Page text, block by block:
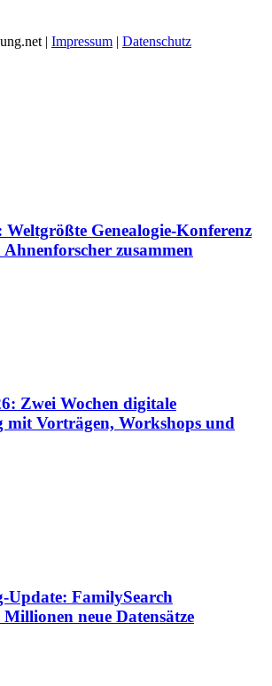
| Impressum | Datenschutz
Weltgrößte Genealogie-Konferenz
zusammen
Zwei Wochen digitale
mit Vorträgen, Workshops und
Update: FamilySearch
neue Datensätze